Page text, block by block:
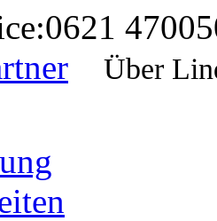
0621
Über